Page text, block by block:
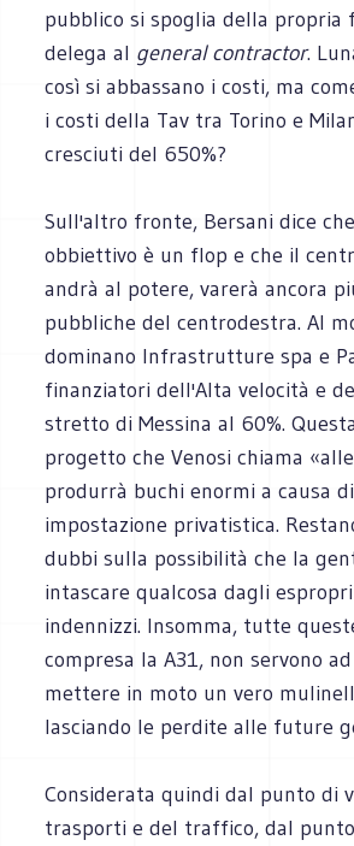
pubblico si spoglia della propria
delega al general contractor.
così si abbassano i costi, ma
i costi della Tav tra Torino e
cresciuti del 650%?
Sull'altro fronte, Bersani dice
obbiettivo è un flop e che il
andrà al potere, varerà ancora
pubbliche del centrodestra. Al
dominano Infrastrutture spa e
finanziatori dell'Alta velocità e
stretto di Messina al 60%.
progetto che Venosi chiama
produrrà buchi enormi a causa
impostazione privatistica.
dubbi sulla possibilità che la
intascare qualcosa dagli
indennizzi. Insomma, tutte
compresa la A31, non servono
mettere in moto un vero
lasciando le perdite alle future
Considerata quindi dal punto di
trasporti e del traffico, dal